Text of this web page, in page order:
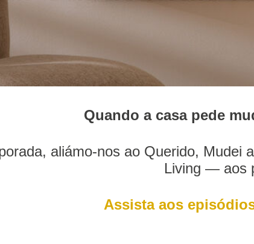
Quando a casa pede
aliámo-nos ao Querido,
Living — aos
Assista aos